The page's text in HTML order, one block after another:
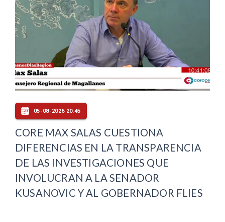
05-08-2026 20:45
CORE MAX SALAS CUESTIONA
DIFERENCIAS EN LA TRANSPARENCIA
DE LAS INVESTIGACIONES QUE
INVOLUCRAN A LA SENADOR
KUSANOVIC Y AL GOBERNADOR FLIES